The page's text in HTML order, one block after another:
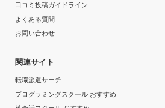
口コミ投稿ガイドライン
よくある質問
お問い合わせ
関連サイト
転職派遣サーチ
プログラミングスクール おすすめ